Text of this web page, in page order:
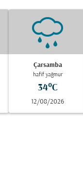
Çarsamba
hafif yağmur
34°C
12/08/2026